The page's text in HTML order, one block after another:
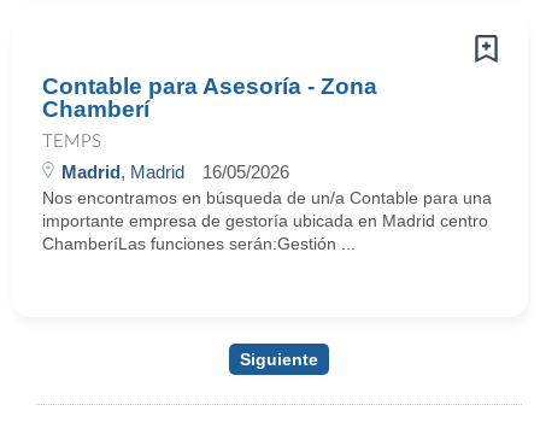
Contable para Asesoría - Zona
Chamberí
TEMPS
Madrid, Madrid 16/05/2026
Nos encontramos en búsqueda de un/a Contable para una
importante empresa de gestoría ubicada en Madrid centro
ChamberíLas funciones serán:Gestión ...
Siguiente